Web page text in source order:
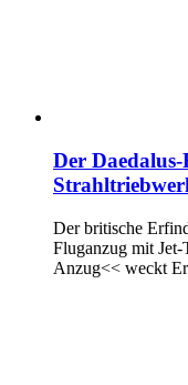
Der
Der britische
Fluganzug mit
Anzug<< weckt